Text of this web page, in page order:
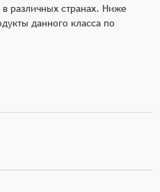
различных странах. Ниже
данного класса по